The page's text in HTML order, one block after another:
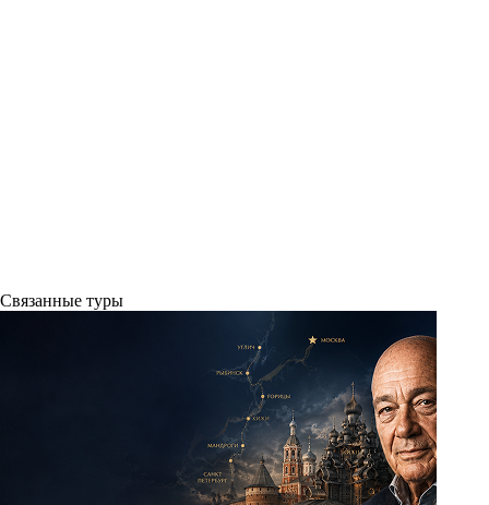
Связанные туры